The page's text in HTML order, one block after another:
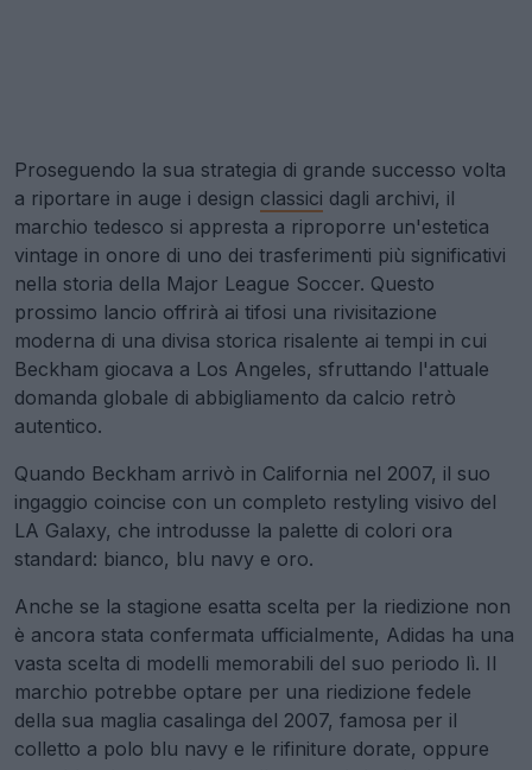
Proseguendo la sua strategia di grande successo volta
a riportare in auge i design classici dagli archivi, il
marchio tedesco si appresta a riproporre un'estetica
vintage in onore di uno dei trasferimenti più significativi
nella storia della Major League Soccer. Questo
prossimo lancio offrirà ai tifosi una rivisitazione
moderna di una divisa storica risalente ai tempi in cui
Beckham giocava a Los Angeles, sfruttando l'attuale
domanda globale di abbigliamento da calcio retrò
autentico.
Quando Beckham arrivò in California nel 2007, il suo
ingaggio coincise con un completo restyling visivo del
LA Galaxy, che introdusse la palette di colori ora
standard: bianco, blu navy e oro.
Anche se la stagione esatta scelta per la riedizione non
è ancora stata confermata ufficialmente, Adidas ha una
vasta scelta di modelli memorabili del suo periodo lì. Il
marchio potrebbe optare per una riedizione fedele
della sua maglia casalinga del 2007, famosa per il
colletto a polo blu navy e le rifiniture dorate, oppure